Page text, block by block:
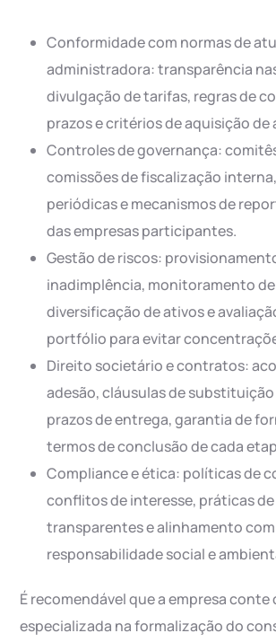
Conformidade com normas de
administradora: transparência
divulgação de tarifas, regras de
prazos e critérios de aquisição de
Controles de governança:
comissões de fiscalização
periódicas e mecanismos de
das empresas participantes.
Gestão de riscos:
inadimplência, monitoramento
diversificação de ativos e
portfólio para evitar
Direito societário e contratos:
adesão, cláusulas de
prazos de entrega, garantia de
termos de conclusão de cada
Compliance e ética: políticas de
conflitos de interesse, práticas
transparentes e alinhamento
responsabilidade social e
É recomendável que a empresa conte
especializada na formalização do